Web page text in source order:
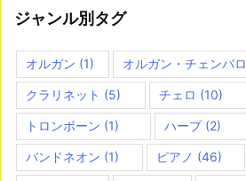
ジャンル別タグ
オルガン (1) オルガン・チェンバロ
クラリネット (5) チェロ (10)
トロンボーン (1) ハープ(2)
バンドネオン (1) ピアノ (46)